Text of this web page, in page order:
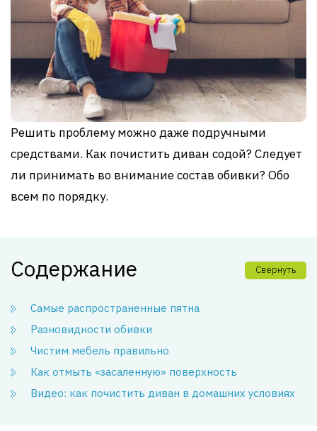
Решить проблему можно даже подручными
средствами. Как почистить диван содой? Следует
ли принимать во внимание состав обивки? Обо
всем по порядку.
Содержание Свернуть
Самые распространенные пятна
Разновидности обивки
Чистим мебель правильно
Как отмыть «засаленную» поверхность
Видео: как почистить диван в домашних условиях